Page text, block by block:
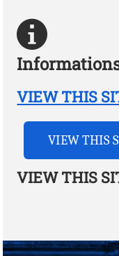
VIEW THIS
VIEW THIS
VIEW THIS